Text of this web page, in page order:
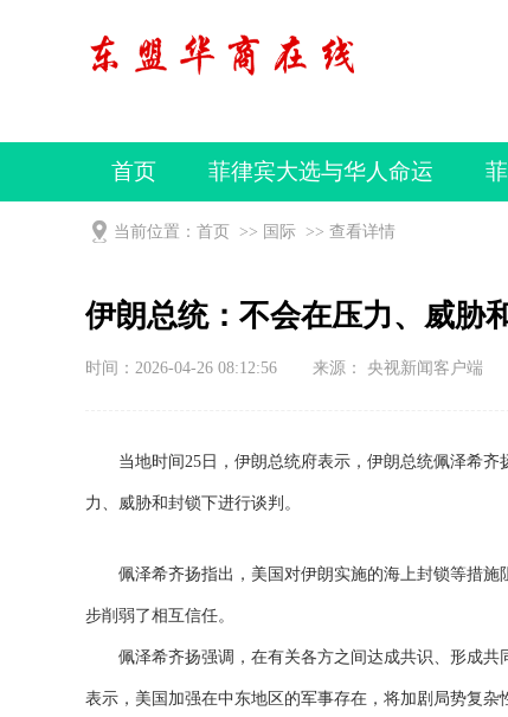
首页 菲律宾大选与华人命运
视频
当前位置： 首页 >> 国际 >> 查看详情
伊朗总统：不会在压力、威胁
时间：2026-04-26 08:12:56 来源： 央视新闻客户端
当地时间25日，伊朗总统府表示，伊朗总统佩泽希齐
力、威胁和封锁下进行谈判。
佩泽希齐扬指出，美国对伊朗实施的海上封锁等措施
步削弱了相互信任。
佩泽希齐扬强调，在有关各方之间达成共识、形成共
表示，美国加强在中东地区的军事存在，将加剧局势复